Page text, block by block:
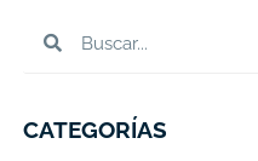
CATEGORÍAS